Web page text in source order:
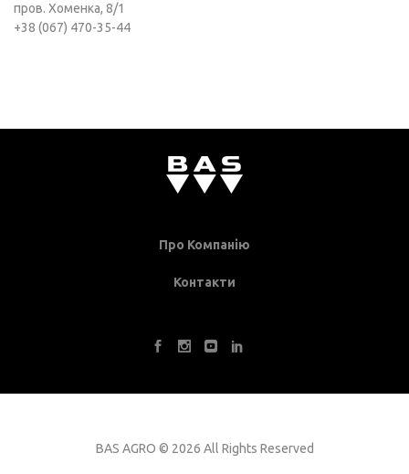
пров. Хоменка, 8/1
+38 (067) 470-35-44
Про Компанію
Контакти
BAS AGRO © 2026 All Rights Reserved